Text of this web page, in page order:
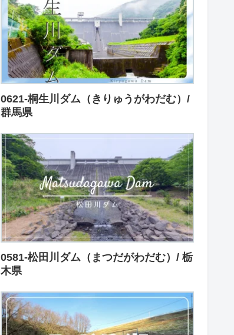
0621-桐生川ダム（きりゅうがわだむ）/
群馬県
0581-松田川ダム（まつだがわだむ）/ 栃
木県